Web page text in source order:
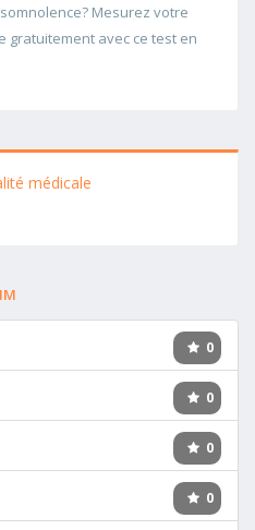
Mesurez votre
gratuitement avec ce test en
médicale
0
0
0
0